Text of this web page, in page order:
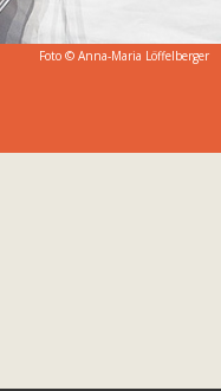
Foto © Anna-Maria Löffelberger